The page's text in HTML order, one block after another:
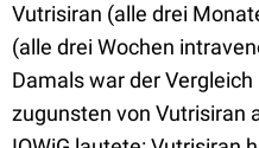
Vutrisiran (alle drei
(alle drei Wochen
Damals war der
zugunsten von Vutrisiran